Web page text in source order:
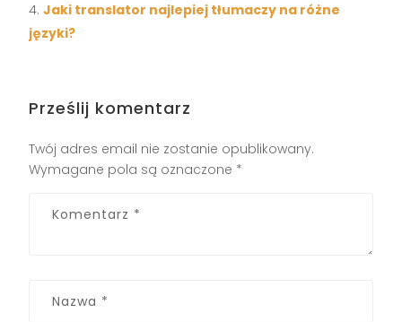
Jaki translator najlepiej tłumaczy na różne
języki?
Prześlij komentarz
Twój adres email nie zostanie opublikowany.
Wymagane pola są oznaczone *